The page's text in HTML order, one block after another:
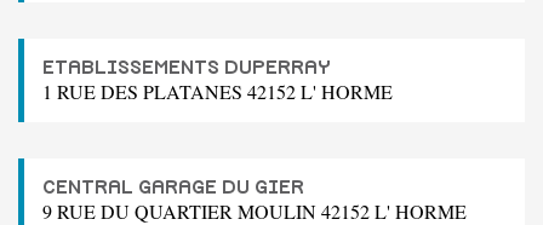
ETABLISSEMENTS DUPERRAY
1 RUE DES PLATANES 42152 L' HORME
CENTRAL GARAGE DU GIER
9 RUE DU QUARTIER MOULIN 42152 L' HORME